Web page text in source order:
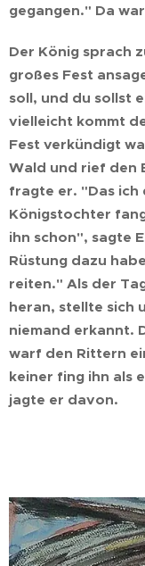
gegangen." Da
Der König sprach
großes Fest
soll, und du sollst
vielleicht kommt
Fest verkündigt
Wald und rief den
fragte er. "Das ich
Königstochter
ihn schon", sagte
Rüstung dazu
reiten." Als der
heran, stellte sich
niemand erkannt.
warf den Rittern
keiner fing ihn als
jagte er davon.